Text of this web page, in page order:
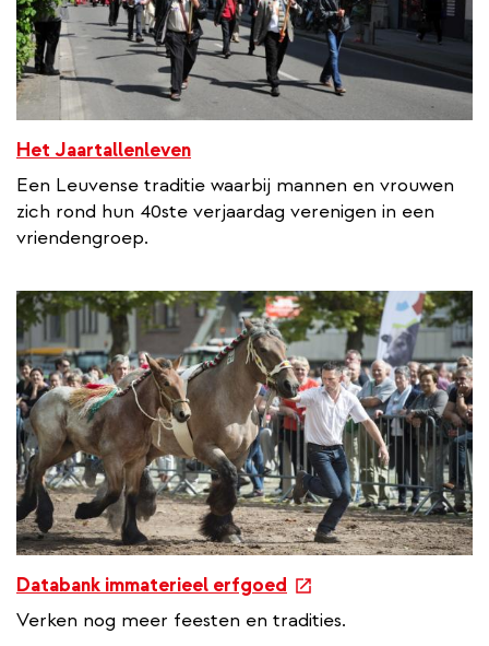
Het Jaartallenleven
Een Leuvense traditie waarbij mannen en vrouwen
zich rond hun 40ste verjaardag verenigen in een
vriendengroep.
Databank immaterieel erfgoed
e
xVerken nog meer feesten en tradities.